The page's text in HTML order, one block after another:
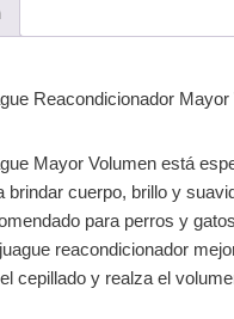
Reacondicionador
Mayor Volumen está
brindar cuerpo, brillo y
para perros y
reacondicionador
cepillado y realza el